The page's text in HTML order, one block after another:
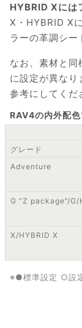
HYBRID Xには
X・HYBRID X
ラーの革調シー
なお、素材と同
に設定が異なり
参考にしてくだ
RAV4の内外配
グレード
Adventure
G “Z package”/G/
X/HYBRID X
※●標準設定 ○設